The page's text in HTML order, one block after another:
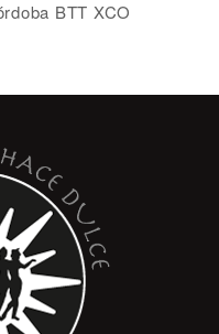
BTT XCO